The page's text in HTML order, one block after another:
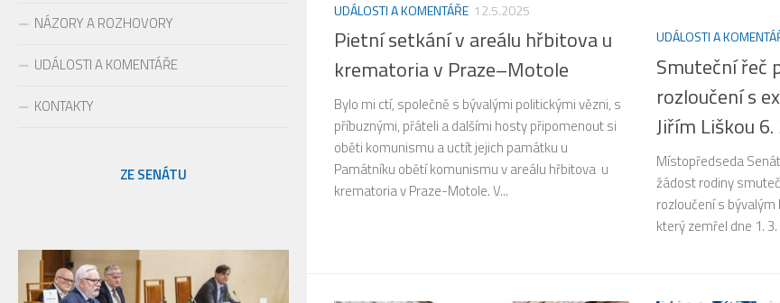
UDÁLOSTI A KOMENTÁŘE 12.5.2025
Pietní setkání v areálu hřbitova u
krematoria v Praze–Motole
Bylo mi ctí, společně s bývalými politickými vězni, s
příbuznými, přáteli a dalšími hosty připomenout si
oběti komunismu a uctít jejich památku u
Památníku obětí komunismu v areálu hřbitova u
krematoria v Praze-Motole. V...
UDÁLOSTI A
Smuteční řeč
rozloučení s
Jiřím Liškou
Místopředseda
žádost rodiny
rozloučení s bývalým
který zemřel dne 1.
NÁZORY A ROZHOVORY
UDÁLOSTI A KOMENTÁŘE
KONTAKTY
ZE SENÁTU